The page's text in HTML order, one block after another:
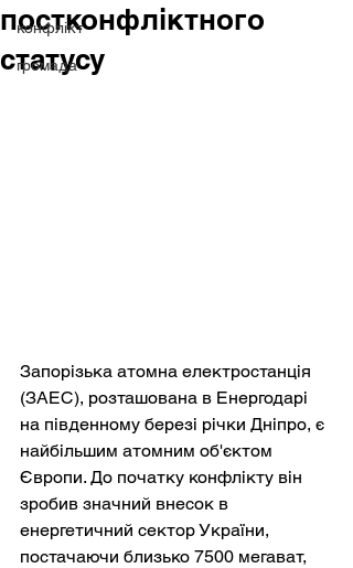
конфлікт
громада
постконфліктного
статусу
Запорізька атомна електростанція
(ЗАЕС), розташована в Енергодарі
на південному березі річки Дніпро, є
найбільшим атомним об'єктом
Європи. До початку конфлікту він
зробив значний внесок в
енергетичний сектор України,
постачаючи близько 7500 мегават,